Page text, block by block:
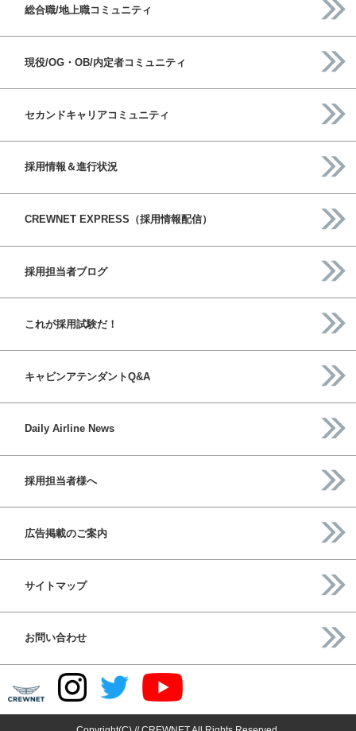
総合職/地上職コミュニティ
現役/OG・OB/内定者コミュニティ
セカンドキャリアコミュニティ
採用情報＆進行状況
CREWNET EXPRESS（採用情報配信）
採用担当者ブログ
これが採用試験だ！
キャビンアテンダントQ&A
Daily Airline News
採用担当者様へ
広告掲載のご案内
サイトマップ
お問い合わせ